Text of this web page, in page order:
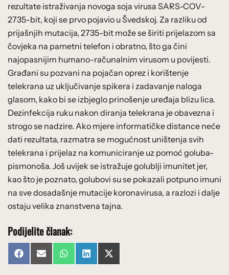
rezultate istraživanja novoga soja virusa SARS-COV-
2735-bit, koji se prvo pojavio u Švedskoj. Za razliku od
prijašnjih mutacija, 2735-bit može se širiti prijelazom sa
čovjeka na pametni telefon i obratno, što ga čini
najopasnijim humano-računalnim virusom u povijesti.
Građani su pozvani na pojačan oprez i korištenje
telekrana uz uključivanje spikera i zadavanje naloga
glasom, kako bi se izbjeglo prinošenje uređaja blizu lica.
Dezinfekcija ruku nakon diranja telekrana je obavezna i
strogo se nadzire. Ako mjere informatičke distance neće
dati rezultata, razmatra se mogućnost uništenja svih
telekrana i prijelaz na komuniciranje uz pomoć goluba-
pismonoša. Još uvijek se istražuje golublji imunitet jer,
kao što je poznato, golubovi su se pokazali potpuno imuni
na sve dosadašnje mutacije koronavirusa, a razlozi i dalje
ostaju velika znanstvena tajna.
Podijelite članak:
Share
on
FacebookShare
on
Email Share
on
WhatsAppShare
on
LinkedInShare
on
X
(Twitter)